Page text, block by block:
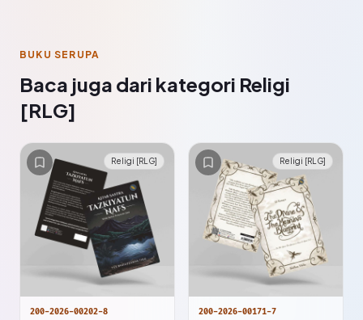
BUKU SERUPA
Baca juga dari kategori Religi
[RLG]
Religi [RLG]
200-2026-00202-8
Religi [RLG]
200-2026-00171-7